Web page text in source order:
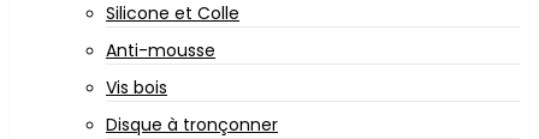
Silicone et Colle
Anti-mousse
Vis bois
Disque à tronçonner